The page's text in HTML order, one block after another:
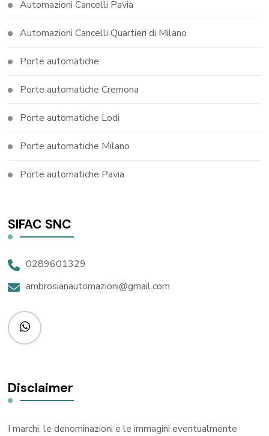
Automazioni Cancelli Pavia
Automazioni Cancelli Quartieri di Milano
Porte automatiche
Porte automatiche Cremona
Porte automatiche Lodi
Porte automatiche Milano
Porte automatiche Pavia
SIFAC SNC
0289601329
ambrosianautomazioni@gmail.com
Disclaimer
I marchi, le denominazioni e le immagini eventualmente